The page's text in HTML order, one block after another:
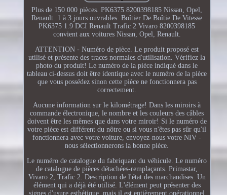
Plus de 150 000 pièces. PK6375 8200398185 Nissan, Opel,
Renault. 1 à 3 jours ouvrables. Boîtier De Boîtie De Vitesse
PK6375 1.9 DCI Renault Trafic 2 Vivaro 8200398185
convient aux voitures Nissan, Opel, Renault.
ATTENTION - Numéro de pièce. Le produit proposé est
utilisé et présente des traces normales d'utilisation. Vérifiez la
photo du produit! Le numéro de la pièce indiqué dans le
tableau ci-dessus doit être identique avec le numéro de la pièce
que vous possédez sinon cette pièce ne fonctionnera pas
correctement.
Aucune information sur le kilométrage! Dans les miroirs à
commande électronique, le nombre et les couleurs des câbles
doivent être les mêmes que dans votre miroir! Si le numéro de
votre pièce est différent du nôtre ou si vous n'êtes pas sûr qu'il
fonctionnera avec votre voiture, envoyez-nous votre NIV -
nous sélectionnerons la bonne pièce.
Le numéro de catalogue du fabriquant du véhicule. Le numéro
de catalogue de pièces détachées-remplaçants. Primastar,
Vivaro 2, Trafic 2. Description de l'état des marchandises. Un
élément qui a déjà été utilisé. L'élément peut présenter des
signes d'usure esthétique, mais il est entièrement opérationnel